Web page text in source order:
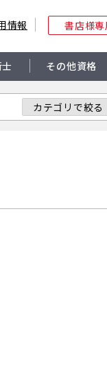
情報 書店様
その他資格